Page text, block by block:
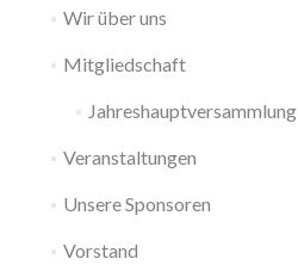
Wir über uns
Mitgliedschaft
Jahreshauptversammlung
Veranstaltungen
Unsere Sponsoren
Vorstand